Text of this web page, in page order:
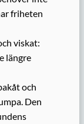
friheten
viskat:
längre
och
Den